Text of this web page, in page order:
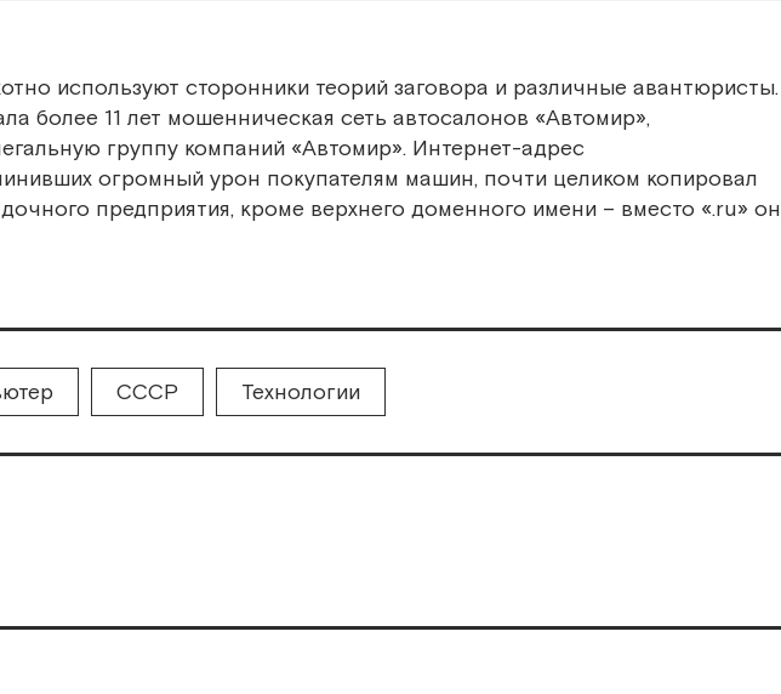
используют сторонники теорий заговора и различные авантюристы.
более 11 лет мошенническая сеть автосалонов «Автомир»,
группу компаний «Автомир». Интернет-адрес
огромный урон покупателям машин, почти целиком копировал
предприятия, кроме верхнего доменного имени – вместо «.ru» он
СССР Технологии